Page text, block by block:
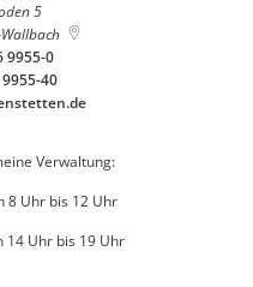
5
9955-0
40
Verwaltung:
8 Uhr bis 12 Uhr
14 Uhr bis 19 Uhr